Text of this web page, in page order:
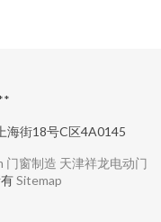
海街18号C区4A0145
门窗制造 天津祥龙电动门
Sitemap